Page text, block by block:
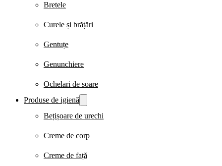
Bretele
Curele și brățări
Gentuțe
Genunchiere
Ochelari de soare
Produse de igienă
Bețișoare de urechi
Creme de corp
Creme de față